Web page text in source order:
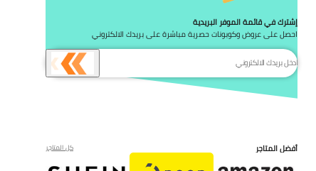
إشترك في قائمة الموفر البريدية
احصل على عروض وكوبونات حصرية مباشرة على بريدك الالكتروني
أفضل المتاجر كل المتاجر